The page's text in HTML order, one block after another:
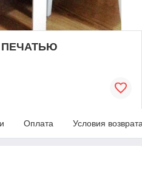
ПЕЧАТЬЮ
Оплата Условия